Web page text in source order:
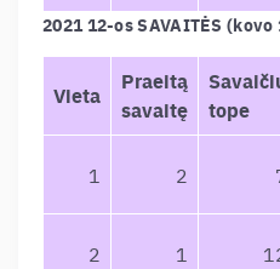
2021 12-os SAVAITĖS
Vieta
Praeitą
savaitę
tope
1 2
2 1